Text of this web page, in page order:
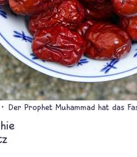
Der Prophet Muhammad hat das